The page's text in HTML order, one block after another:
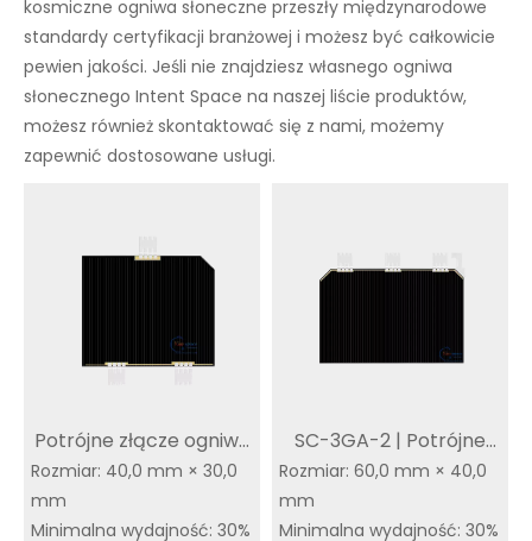
kosmiczne ogniwa słoneczne przeszły międzynarodowe
standardy certyfikacji branżowej i możesz być całkowicie
pewien jakości. Jeśli nie znajdziesz własnego ogniwa
słonecznego Intent Space na naszej liście produktów,
możesz również skontaktować się z nami, możemy
zapewnić dostosowane usługi.
Potrójne złącze ogniwa
słonecznego GaAs CIC |
Wydajność 30% |
Rozmiar: 40,0 mm × 30,0
mm
Minimalna wydajność: 30%
SC-3GA-2 | Potrójne
złącze GaAs CIC |
Wydajność 30% Kup
Rozmiar: 60,0 mm × 40,0
mm
Minimalna wydajność: 30%